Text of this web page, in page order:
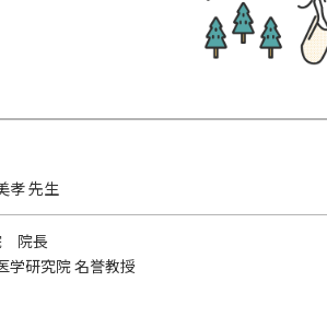
孝 先生
院長
学研究院 名誉教授